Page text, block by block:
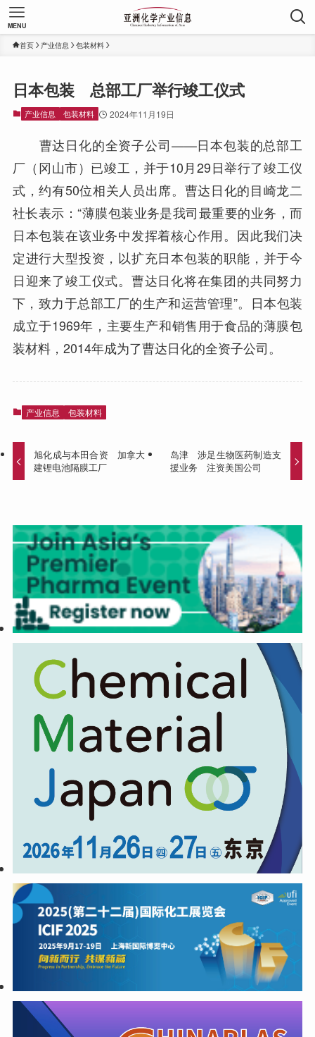
MENU
首页 产业信息 包装材料
日本包装 总部工厂举行竣工仪式
产业信息 包装材料 2024年11月19日
曹达日化的全资子公司——日本包装的总部工
厂（冈山市）已竣工，并于10月29日举行了竣工仪
式，约有50位相关人员出席。曹达日化的目崎龙二
社长表示：“薄膜包装业务是我司最重要的业务，而
日本包装在该业务中发挥着核心作用。因此我们决
定进行大型投资，以扩充日本包装的职能，并于今
日迎来了竣工仪式。曹达日化将在集团的共同努力
下，致力于总部工厂的生产和运营管理”。日本包装
成立于1969年，主要生产和销售用于食品的薄膜包
装材料，2014年成为了曹达日化的全资子公司。
产业信息 包装材料
旭化成与本田合资 加拿大
建锂电池隔膜工厂
岛津 涉足生物医药制造支
援业务 注资美国公司